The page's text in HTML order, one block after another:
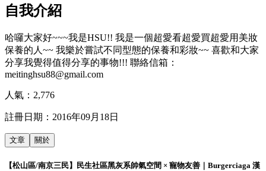
自我介紹
哈囉大家好~~~我是HSU!! 我是一個超愛看超愛買超愛用美妝
保養的人~~ 我樂於嘗試不同型態的保養和彩妝~~ 喜歡和大家
分享我覺得值得分享的事物!!! 聯絡信箱：
meitinghsu88@gmail.com
人氣： 2,776
註冊日期： 2016年09月18日
文章 關於
【松山區/南京三民】民生社區黑灰系帥氣空間 × 寵物友善｜Burgerciaga 漢